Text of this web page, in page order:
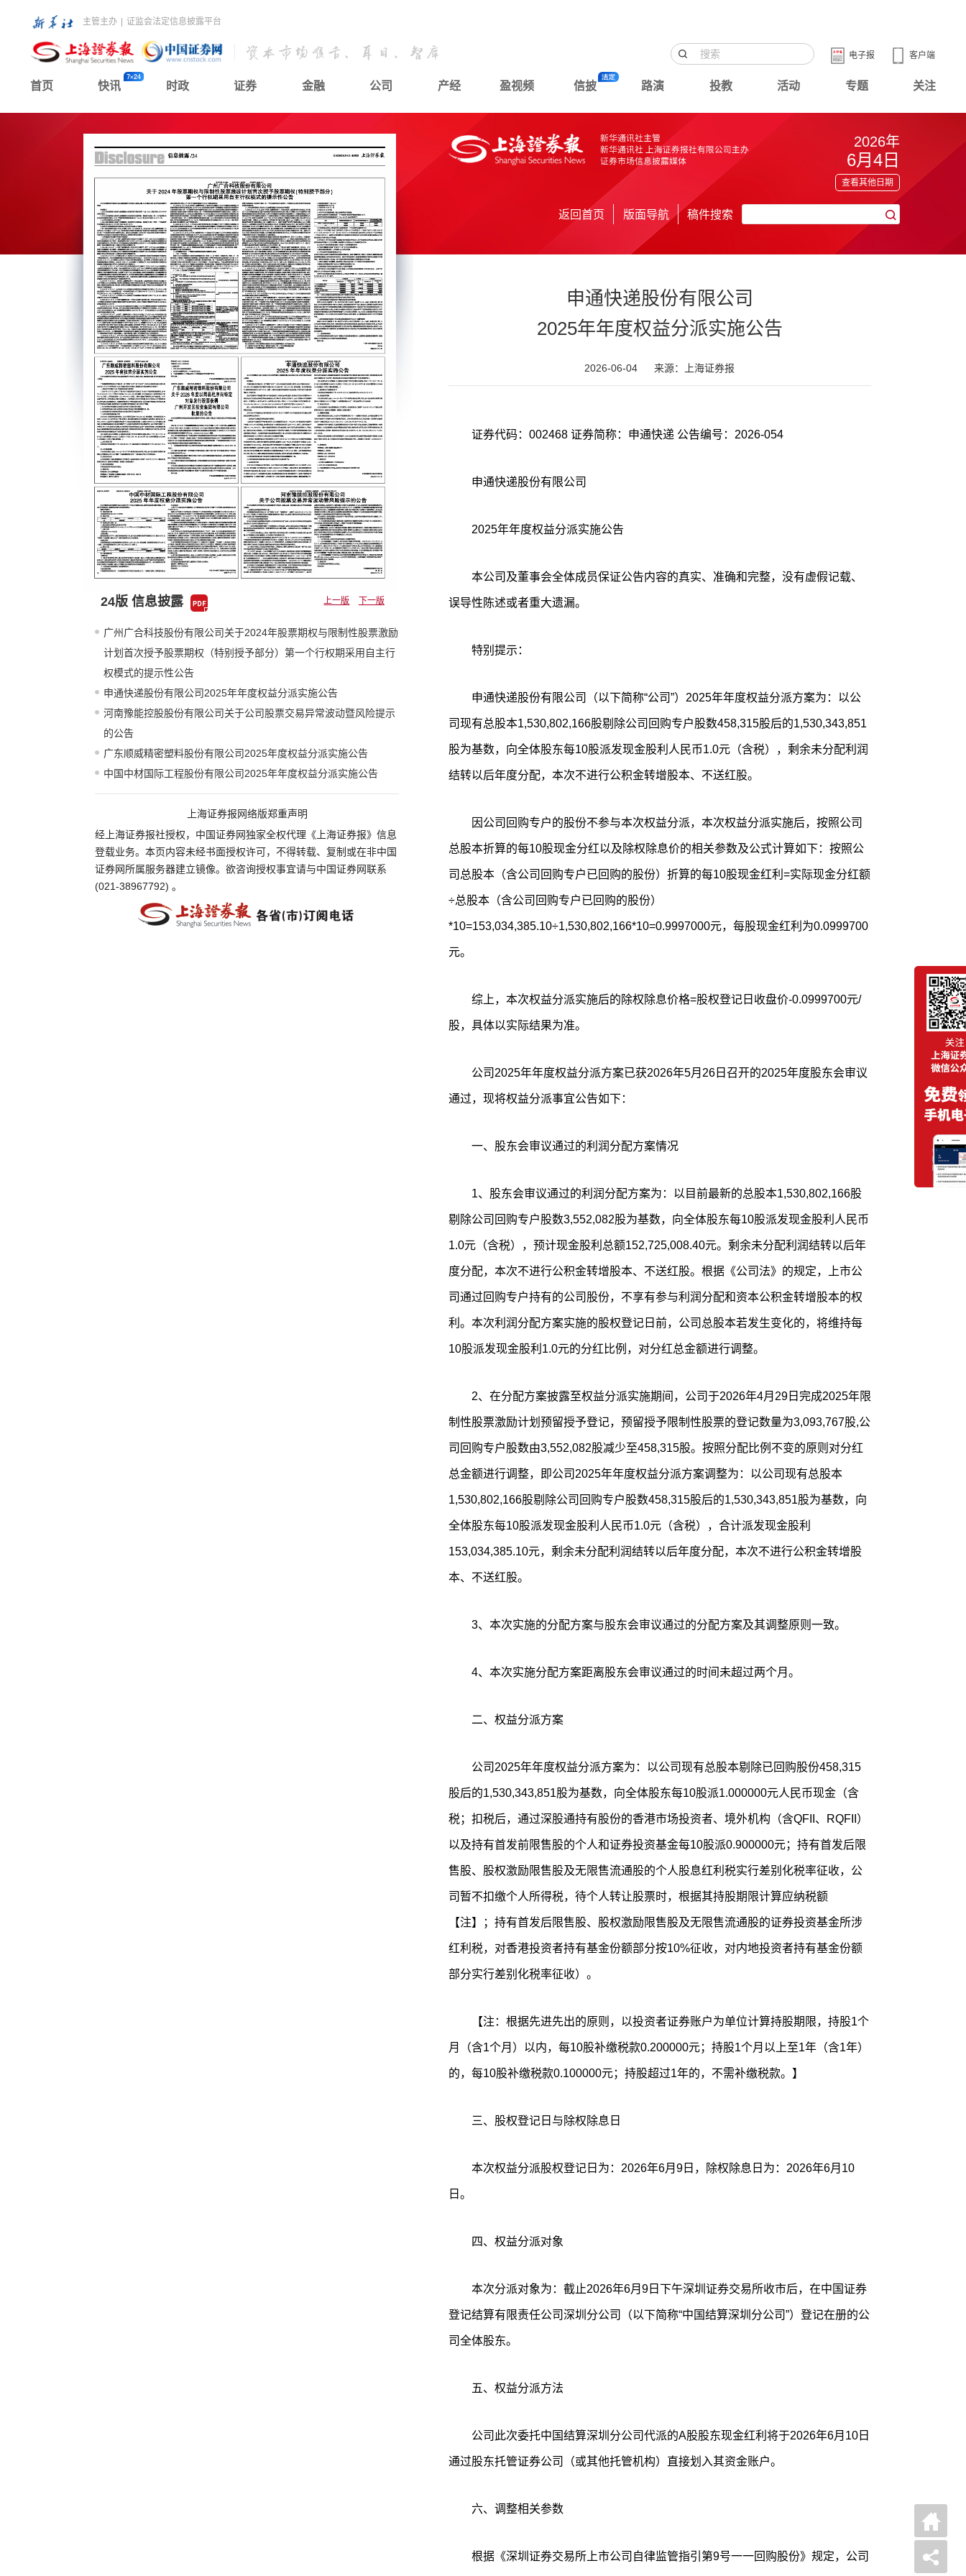
主管主办 证监会法定信息披露平台
客户端
电子报
首页 快讯 时政 证券 金融 公司 产经 盈视频 信披 路演 投教 活动 专题 关注
24版 信息披露 上一版 下一版
广州广合科技股份有限公司关于2024年股票期权与限制性股票激励
计划首次授予股票期权（特别授予部分）第一个行权期采用自主行
权模式的提示性公告
申通快递股份有限公司2025年年度权益分派实施公告
河南豫能控股股份有限公司关于公司股票交易异常波动暨风险提示
的公告
广东顺威精密塑料股份有限公司2025年度权益分派实施公告
中国中材国际工程股份有限公司2025年年度权益分派实施公告
上海证券报网络版郑重声明
经上海证券报社授权，中国证券网独家全权代理《上海证券报》信息
登载业务。本页内容未经书面授权许可，不得转载、复制或在非中国
证券网所属服务器建立镜像。欲咨询授权事宜请与中国证券网联系
(021-38967792) 。
2026年
6月4日
查看其他日期
返回首页 版面导航 稿件搜索
申通快递股份有限公司
2025年年度权益分派实施公告
2026-06-04 来源：上海证券报
证券代码：002468 证券简称：申通快递 公告编号：2026-054
申通快递股份有限公司
2025年年度权益分派实施公告
本公司及董事会全体成员保证公告内容的真实、准确和完整，没有虚假记载、
误导性陈述或者重大遗漏。
特别提示：
申通快递股份有限公司（以下简称“公司”）2025年年度权益分派方案为：以公
司现有总股本1,530,802,166股剔除公司回购专户股数458,315股后的1,530,343,851
股为基数，向全体股东每10股派发现金股利人民币1.0元（含税），剩余未分配利润
结转以后年度分配，本次不进行公积金转增股本、不送红股。
因公司回购专户的股份不参与本次权益分派，本次权益分派实施后，按照公司
总股本折算的每10股现金分红以及除权除息价的相关参数及公式计算如下：按照公
司总股本（含公司回购专户已回购的股份）折算的每10股现金红利=实际现金分红额
÷总股本（含公司回购专户已回购的股份）
*10=153,034,385.10÷1,530,802,166*10=0.9997000元，每股现金红利为0.0999700
元。
综上，本次权益分派实施后的除权除息价格=股权登记日收盘价-0.0999700元/
股，具体以实际结果为准。
公司2025年年度权益分派方案已获2026年5月26日召开的2025年度股东会审议
通过，现将权益分派事宜公告如下：
一、股东会审议通过的利润分配方案情况
1、股东会审议通过的利润分配方案为：以目前最新的总股本1,530,802,166股
剔除公司回购专户股数3,552,082股为基数，向全体股东每10股派发现金股利人民币
1.0元（含税），预计现金股利总额152,725,008.40元。剩余未分配利润结转以后年
度分配，本次不进行公积金转增股本、不送红股。根据《公司法》的规定，上市公
司通过回购专户持有的公司股份，不享有参与利润分配和资本公积金转增股本的权
利。本次利润分配方案实施的股权登记日前，公司总股本若发生变化的，将维持每
10股派发现金股利1.0元的分红比例，对分红总金额进行调整。
2、在分配方案披露至权益分派实施期间，公司于2026年4月29日完成2025年限
制性股票激励计划预留授予登记，预留授予限制性股票的登记数量为3,093,767股,公
司回购专户股数由3,552,082股减少至458,315股。按照分配比例不变的原则对分红
总金额进行调整，即公司2025年年度权益分派方案调整为：以公司现有总股本
1,530,802,166股剔除公司回购专户股数458,315股后的1,530,343,851股为基数，向
全体股东每10股派发现金股利人民币1.0元（含税），合计派发现金股利
153,034,385.10元，剩余未分配利润结转以后年度分配，本次不进行公积金转增股
本、不送红股。
3、本次实施的分配方案与股东会审议通过的分配方案及其调整原则一致。
4、本次实施分配方案距离股东会审议通过的时间未超过两个月。
二、权益分派方案
公司2025年年度权益分派方案为：以公司现有总股本剔除已回购股份458,315
股后的1,530,343,851股为基数，向全体股东每10股派1.000000元人民币现金（含
税；扣税后，通过深股通持有股份的香港市场投资者、境外机构（含QFII、RQFII）
以及持有首发前限售股的个人和证券投资基金每10股派0.900000元；持有首发后限
售股、股权激励限售股及无限售流通股的个人股息红利税实行差别化税率征收，公
司暂不扣缴个人所得税，待个人转让股票时，根据其持股期限计算应纳税额
【注】；持有首发后限售股、股权激励限售股及无限售流通股的证券投资基金所涉
红利税，对香港投资者持有基金份额部分按10%征收，对内地投资者持有基金份额
部分实行差别化税率征收）。
【注：根据先进先出的原则，以投资者证券账户为单位计算持股期限，持股1个
月（含1个月）以内，每10股补缴税款0.200000元；持股1个月以上至1年（含1年）
的，每10股补缴税款0.100000元；持股超过1年的，不需补缴税款。】
三、股权登记日与除权除息日
本次权益分派股权登记日为：2026年6月9日，除权除息日为：2026年6月10
日。
四、权益分派对象
本次分派对象为：截止2026年6月9日下午深圳证券交易所收市后，在中国证券
登记结算有限责任公司深圳分公司（以下简称“中国结算深圳分公司”）登记在册的公
司全体股东。
五、权益分派方法
公司此次委托中国结算深圳分公司代派的A股股东现金红利将于2026年6月10日
通过股东托管证券公司（或其他托管机构）直接划入其资金账户。
六、调整相关参数
根据《深圳证券交易所上市公司自律监管指引第9号一一回购股份》规定，公司